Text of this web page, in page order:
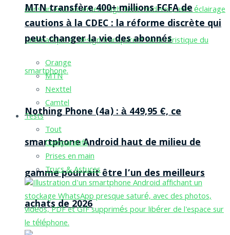
Nothing Phone (4a) : à 449,95 €, ce
smartphone Android haut de milieu de
gamme pourrait être l’un des meilleurs
achats de 2026
MTN transfère 400+ millions FCFA de
cautions à la CDEC : la réforme discrète qui
peut changer la vie des abonnés
Orange
MTN
Nexttel
Camtel
Tests
Tout
Comparatifs
Prises en main
Trucs & Astuces